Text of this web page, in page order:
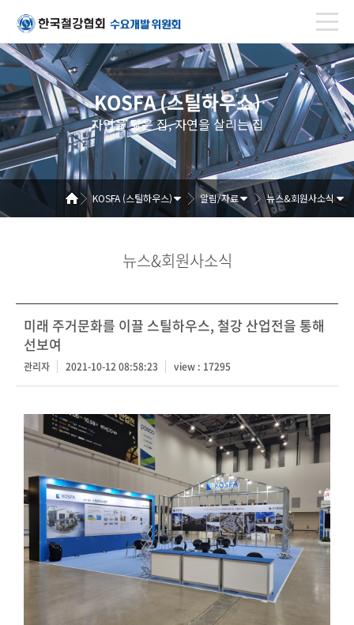
KOSFA (스틸하우스)
자연을 닮은 집, 자연을 살리는 집
KOSFA (스틸하우스) 알림/자료 뉴스&회원사소식
뉴스&회원사소식
미래 주거문화를 이끌 스틸하우스, 철강 산업전을 통해
선보여
관리자 2021-10-12 08:58:23 view : 17295